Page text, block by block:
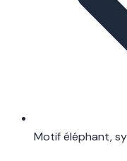
Motif éléphant,